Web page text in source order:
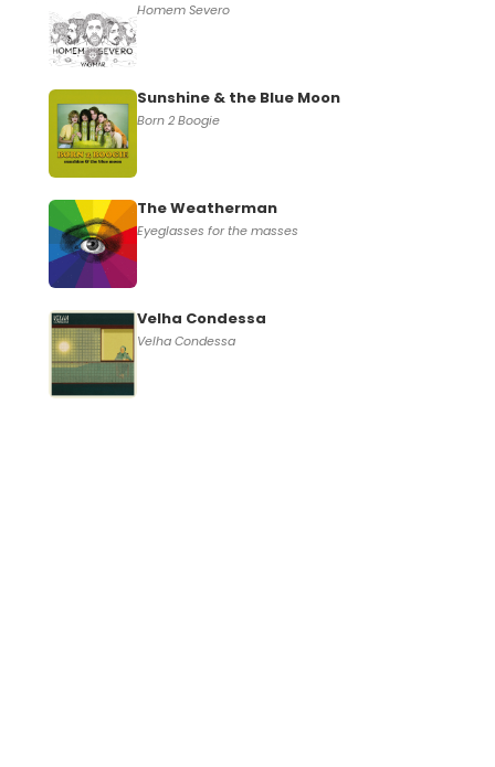
Homem Severo
Sunshine & the Blue Moon
Born 2 Boogie
The Weatherman
Eyeglasses for the masses
Velha Condessa
Velha Condessa